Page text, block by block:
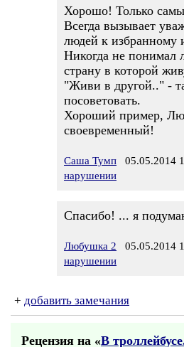
Хорошо! Только
Всегда вызывает
людей к избранному
Никогда не понимал
страну в которой
"Живи в другой.." -
посоветовать.
Хороший пример,
своевременный!
Саша Тумп 05.05.2014
нарушении
Спасибо! ... я
Любушка 2 05.05.2014
нарушении
+ добавить замечания
Рецензия на «В